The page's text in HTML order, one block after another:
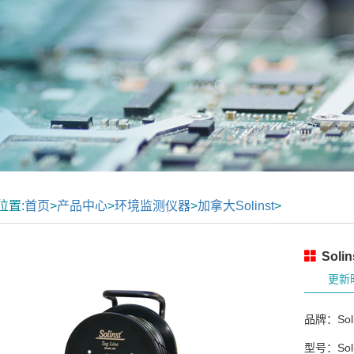
置:首页>产品中心>环境监测仪器>加拿大Solinst>
更新
品牌：
型号：